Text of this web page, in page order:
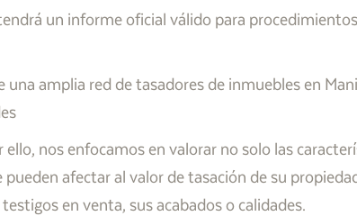
un informe oficial válido para
amplia red de tasadores de inmuebles en
nos enfocamos en valorar no solo las
afectar al valor de tasación de su
en venta, sus acabados o calidades.